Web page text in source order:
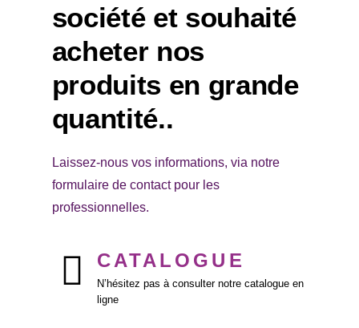
société et souhaité
acheter nos
produits en grande
quantité..
Laissez-nous vos informations, via notre
formulaire de contact pour les
professionnelles.
CATALOGUE
N’hésitez pas à consulter notre catalogue en
ligne